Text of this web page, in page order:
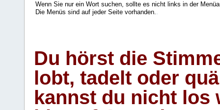
Wenn Sie nur ein Wort suchen, sollte es nicht links in der
Die Menüs sind auf jeder Seite vorhanden..
Du hörst die
lobt, tadelt oder
kannst du nicht los